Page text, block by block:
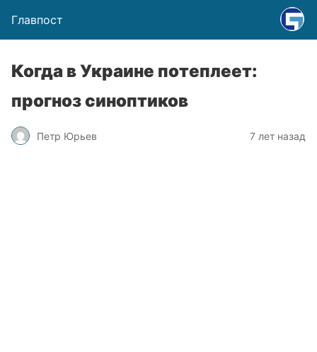
Главпост
Когда в Украине потеплеет:
прогноз синоптиков
Петр Юрьев 7 лет назад